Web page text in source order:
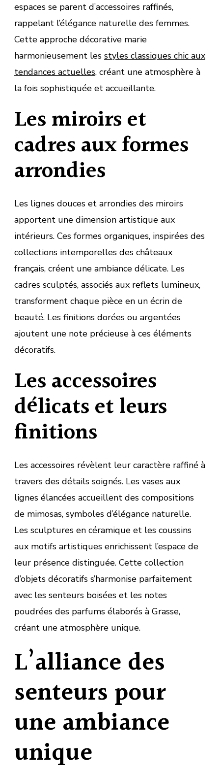
espaces se parent d’accessoires raffinés,
rappelant l’élégance naturelle des femmes.
Cette approche décorative marie
harmonieusement les styles classiques chic aux
tendances actuelles, créant une atmosphère à
la fois sophistiquée et accueillante.
Les miroirs et
cadres aux formes
arrondies
Les lignes douces et arrondies des miroirs
apportent une dimension artistique aux
intérieurs. Ces formes organiques, inspirées des
collections intemporelles des châteaux
français, créent une ambiance délicate. Les
cadres sculptés, associés aux reflets lumineux,
transforment chaque pièce en un écrin de
beauté. Les finitions dorées ou argentées
ajoutent une note précieuse à ces éléments
décoratifs.
Les accessoires
délicats et leurs
finitions
Les accessoires révèlent leur caractère raffiné à
travers des détails soignés. Les vases aux
lignes élancées accueillent des compositions
de mimosas, symboles d’élégance naturelle.
Les sculptures en céramique et les coussins
aux motifs artistiques enrichissent l’espace de
leur présence distinguée. Cette collection
d’objets décoratifs s’harmonise parfaitement
avec les senteurs boisées et les notes
poudrées des parfums élaborés à Grasse,
créant une atmosphère unique.
L’alliance des
senteurs pour
une ambiance
unique